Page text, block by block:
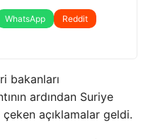
WhatsApp
Reddit
bakanları
ardından Suriye
çeken açıklamalar geldi.